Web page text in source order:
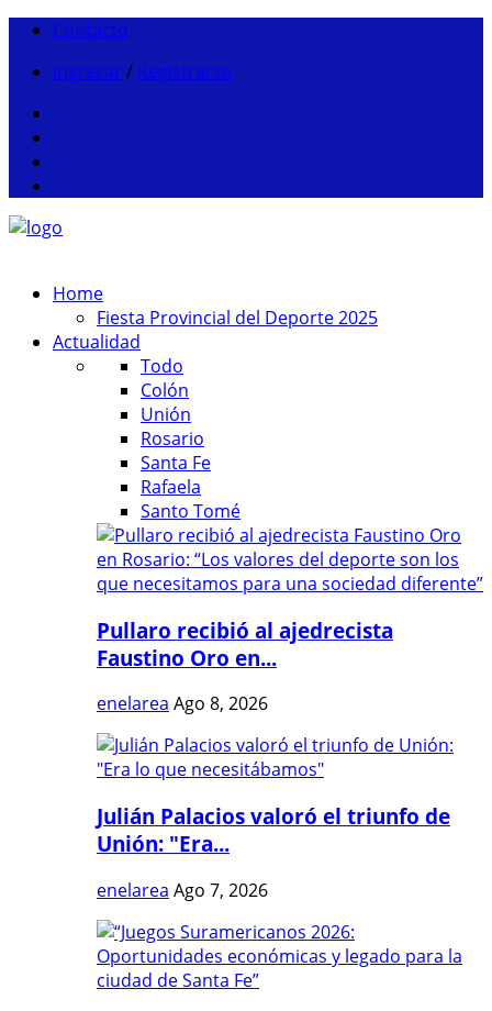
Contacto
Ingresar / Registrarse
Home
Fiesta Provincial del Deporte 2025
Actualidad
Todo
Colón
Unión
Rosario
Santa Fe
Rafaela
Santo Tomé
Pullaro recibió al ajedrecista
Faustino Oro en...
enelarea Ago 8, 2026
Julián Palacios valoró el triunfo de
Unión: "Era...
enelarea Ago 7, 2026